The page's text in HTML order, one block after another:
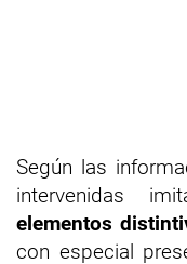
Según las
intervenidas
elementos
con especial